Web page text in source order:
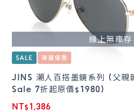
線上無庫存
JINS 潮人百搭墨鏡系列 (父
Sale 7折起原價$1980)
NT$1,386